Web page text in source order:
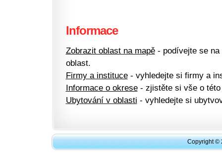
Informace
Zobrazit oblast na mapě- podívejte se na
oblast.
Firmy a instituce- vyhledejte si firmy a
Informace o okrese- zjistěte si vše o této
Ubytování v oblasti - vyhledejte si
Copyright ©